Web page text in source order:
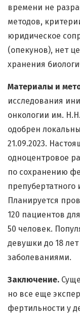
времени не
методов,
юридическое
(опекунов), нет
хранения
Материалы и
исследования
онкологии им.
одобрен
21.09.2023.
одноцентровое
по сохранению
препубертатного
Планируется
120 пациентов
50 человек.
девушки до 18
заболеваниями.
Заключение.
но все еще
фертильности у